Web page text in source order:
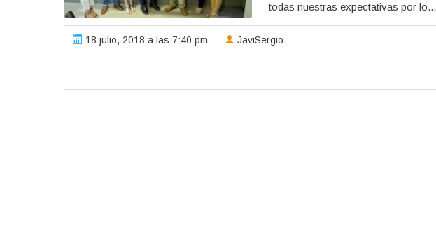
todas nuestras expectativas por lo...
18 julio, 2018 a las 7:40 pm JaviSergio